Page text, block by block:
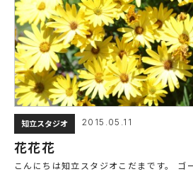
知立スタジオ 2015.05.11
花花花
こんにちは知立スタジオこだまです。 ゴ